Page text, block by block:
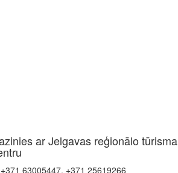
ar Jelgavas reģionālo tūrisma
63005447, +371 25619266